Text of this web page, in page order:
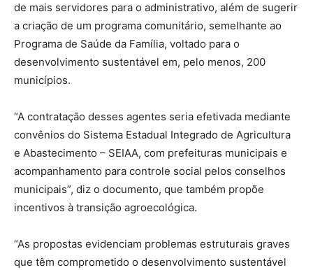
de mais servidores para o administrativo, além de sugerir
a criação de um programa comunitário, semelhante ao
Programa de Saúde da Família, voltado para o
desenvolvimento sustentável em, pelo menos, 200
municípios.
“A contratação desses agentes seria efetivada mediante
convênios do Sistema Estadual Integrado de Agricultura
e Abastecimento – SEIAA, com prefeituras municipais e
acompanhamento para controle social pelos conselhos
municipais”, diz o documento, que também propõe
incentivos à transição agroecológica.
“As propostas evidenciam problemas estruturais graves
que têm comprometido o desenvolvimento sustentável